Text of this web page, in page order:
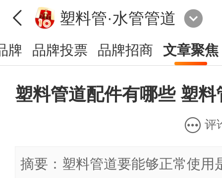
塑料管·水管管道
牌 品牌投票 品牌招商 文章聚焦
塑料管道配件有哪些 塑料
评
摘要：塑料管道要能够正常使用